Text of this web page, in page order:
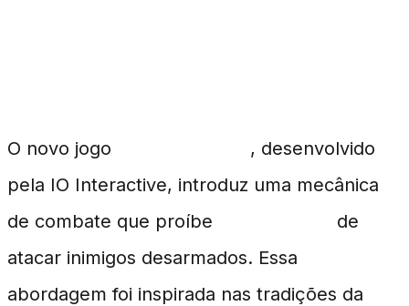
O novo jogo
, desenvolvido
pela IO Interactive, introduz uma mecânica
de combate que proíbe
de
atacar inimigos desarmados. Essa
abordagem foi inspirada nas tradições da